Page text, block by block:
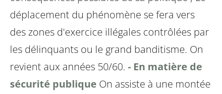
déplacement du phénomène se fera vers
des zones d'exercice illégales contrôlées par
les délinquants ou le grand banditisme. On
revient aux années 50/60. - En matière de
sécurité publique On assiste à une montée